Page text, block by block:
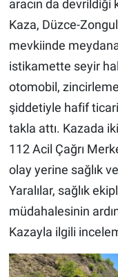
aracın da devrildiği
Kaza, Düzce-
mevkiinde
istikamette seyir
otomobil, zincirleme
şiddetiyle hafif
takla attı. Kazada
112 Acil Çağrı
olay yerine sağlık
Yaralılar, sağlık
müdahalesinin
Kazayla ilgili